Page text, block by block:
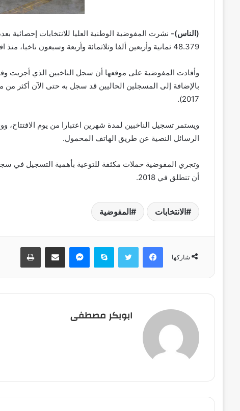
(الناس)- نشرت المفوضية الوطنية العليا للانتخابات
48.379 ثمانية وأربعين ألفا وثلاثمائة وأربعة وسبعون ناخبا، منذ افتتاح التسجيل في السادس من ديسمبر الجاري.
2017).
ويستمر تسجيل الناخبين لمدة شهرين اعتبارا من يوم
الرسائل النصية عن طريق الهاتف المحمول.
وتجري المفوضية حملات مكثفة للتوعية بأهمية التسجيل في
أن تنطلق في 2018.
الانتخابات المفوضية
شاركها
فيسبوك تويتر سكايب ماسنجر مشاركة عبر البريد طباعة
ابوبكر مصطفى